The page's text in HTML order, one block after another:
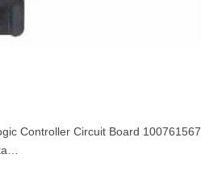
Controller Circuit Board 100761567,